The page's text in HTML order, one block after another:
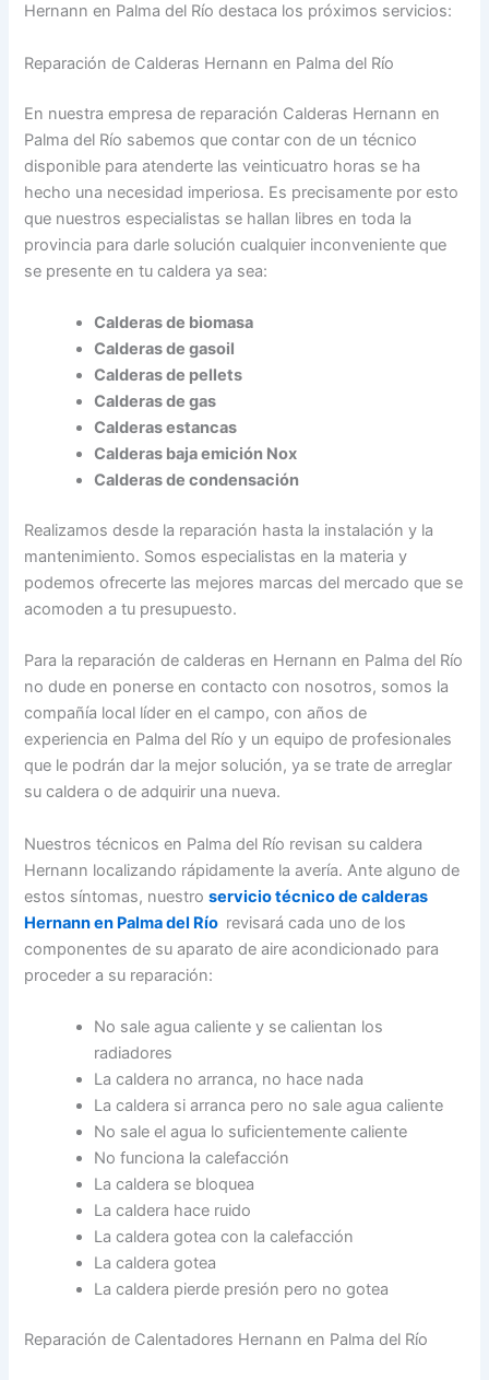
Hernann en Palma del Río destaca los próximos servicios:
Reparación de Calderas Hernann en Palma del Río
En nuestra empresa de reparación Calderas Hernann en
Palma del Río sabemos que contar con de un técnico
disponible para atenderte las veinticuatro horas se ha
hecho una necesidad imperiosa. Es precisamente por esto
que nuestros especialistas se hallan libres en toda la
provincia para darle solución cualquier inconveniente que
se presente en tu caldera ya sea:
Calderas de biomasa
Calderas de gasoil
Calderas de pellets
Calderas de gas
Calderas estancas
Calderas baja emición Nox
Calderas de condensación
Realizamos desde la reparación hasta la instalación y la
mantenimiento. Somos especialistas en la materia y
podemos ofrecerte las mejores marcas del mercado que se
acomoden a tu presupuesto.
Para la reparación de calderas en Hernann en Palma del Río
no dude en ponerse en contacto con nosotros, somos la
compañía local líder en el campo, con años de
experiencia en Palma del Río y un equipo de profesionales
que le podrán dar la mejor solución, ya se trate de arreglar
su caldera o de adquirir una nueva.
Nuestros técnicos en Palma del Río revisan su caldera
Hernann localizando rápidamente la avería. Ante alguno de
estos síntomas, nuestroservicio técnico de calderas
Hernann en Palma del Río revisará cada uno de los
componentes de su aparato de aire acondicionado para
proceder a su reparación:
No sale agua caliente y se calientan los
radiadores
La caldera no arranca, no hace nada
La caldera si arranca pero no sale agua caliente
No sale el agua lo suficientemente caliente
No funciona la calefacción
La caldera se bloquea
La caldera hace ruido
La caldera gotea con la calefacción
La caldera gotea
La caldera pierde presión pero no gotea
Reparación de Calentadores Hernann en Palma del Río